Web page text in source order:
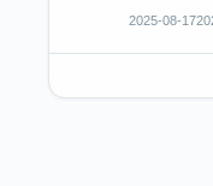
2025-08-17